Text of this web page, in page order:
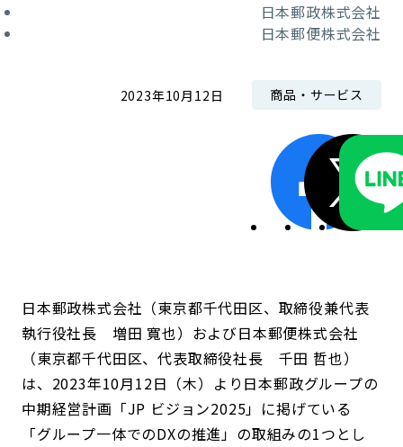
日本郵政株式会社
日本郵便株式会社
2023年10月12日 商品・サービス
日本郵政株式会社（東京都千代田区、取締役兼代表
執行役社長 増田 寬也）および日本郵便株式会社
（東京都千代田区、代表取締役社長 千田 哲也）
は、2023年10月12日（木）より日本郵政グループの
中期経営計画「JP ビジョン2025」に掲げている
「グループ一体でのDXの推進」の取組みの1つとし